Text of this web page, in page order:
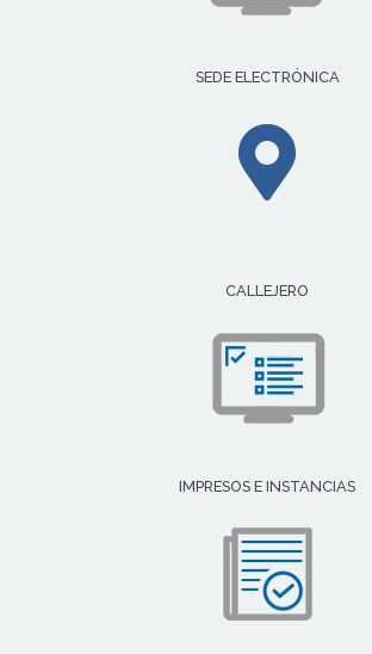
SEDE ELECTRÓNICA
CALLEJERO
IMPRESOS E INSTANCIAS